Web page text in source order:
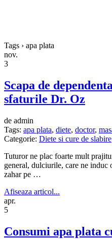
Tags › apa plata
nov.
3
Scapa de
sfaturile Dr. Oz
de admin
Tags: apa plata, diete, doctor,
Categorie: Diete si cure de slabire
Tuturor ne plac foarte mult
general, dulciurile, care ne induc
zahar pe …
Afiseaza articol...
apr.
5
Consumi apa plata